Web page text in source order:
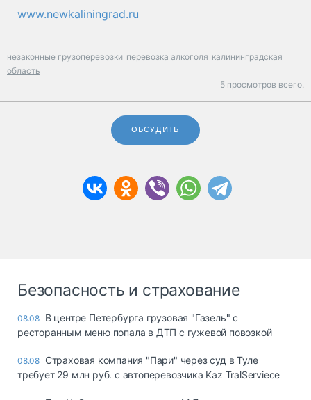
www.newkaliningrad.ru
незаконные грузоперевозки перевозка алкоголя калининградская
область
5 просмотров всего.
ОБСУДИТЬ
Безопасность и страхование
08.08 В центре Петербурга грузовая "Газель" с
ресторанным меню попала в ДТП с гужевой повозкой
08.08 Страховая компания "Пари" через суд в Туле
требует 29 млн руб. с автоперевозчика Kaz TralServiece